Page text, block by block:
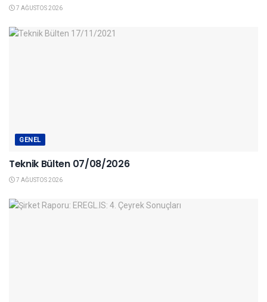
7 AĞUSTOS 2026
GENEL
Teknik Bülten 07/08/2026
7 AĞUSTOS 2026